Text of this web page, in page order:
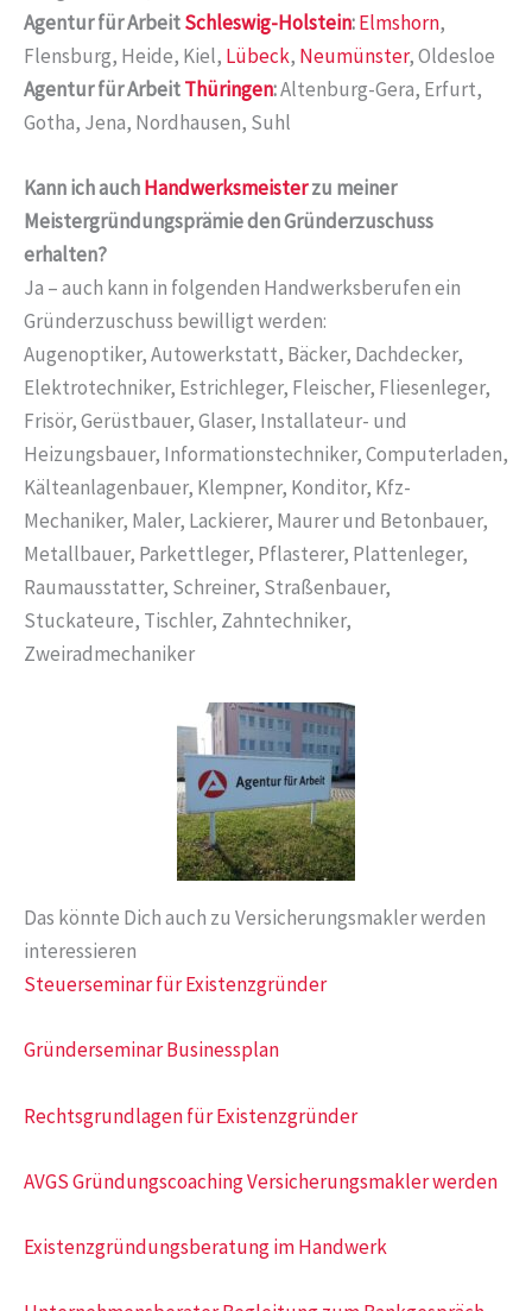
Agentur für ArbeitSchleswig-Holstein:Elmshorn,
Flensburg, Heide, Kiel, Lübeck, Neumünster, Oldesloe
Agentur für ArbeitThüringen:Altenburg-Gera, Erfurt,
Gotha, Jena, Nordhausen, Suhl
Kann ich auchHandwerksmeisterzu meiner
Meistergründungsprämie den Gründerzuschuss
erhalten?
Ja – auch kann in folgenden Handwerksberufen ein
Gründerzuschuss bewilligt werden:
Augenoptiker, Autowerkstatt, Bäcker, Dachdecker,
Elektrotechniker, Estrichleger, Fleischer, Fliesenleger,
Frisör, Gerüstbauer, Glaser, Installateur- und
Heizungsbauer, Informationstechniker, Computerladen,
Kälteanlagenbauer, Klempner, Konditor, Kfz-
Mechaniker, Maler, Lackierer, Maurer und Betonbauer,
Metallbauer, Parkettleger, Pflasterer, Plattenleger,
Raumausstatter, Schreiner, Straßenbauer,
Stuckateure, Tischler, Zahntechniker,
Zweiradmechaniker
Das könnte Dich auch zu Versicherungsmakler werden
interessieren
Steuerseminar für Existenzgründer
Gründerseminar Businessplan
Rechtsgrundlagen für Existenzgründer
AVGS Gründungscoaching Versicherungsmakler werden
Existenzgründungsberatung im Handwerk